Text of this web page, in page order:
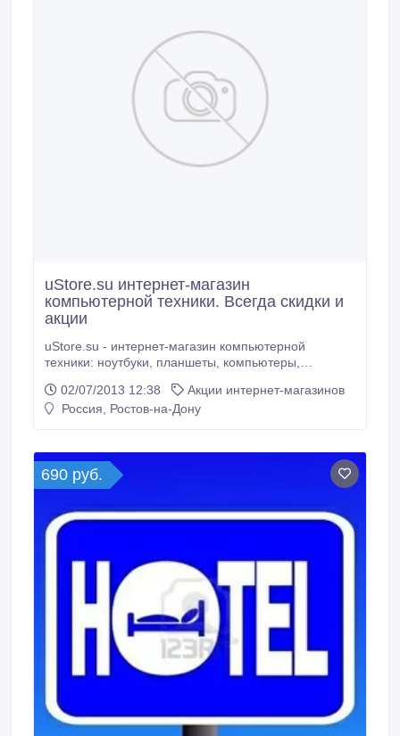
uStore.su интернет-магазин
компьютерной техники. Всегда скидки и
акции
uStore.su - интернет-магазин компьютерной
техники: ноутбуки, планшеты, компьютеры,
Телефон (863) 279-77-32 Почта support@ustore.su
Оплата - наличный расчет и безналичный расчет
02/07/2013 12:38
Акции интернет-магазинов
Россия, Ростов-на-Дону
690 руб.